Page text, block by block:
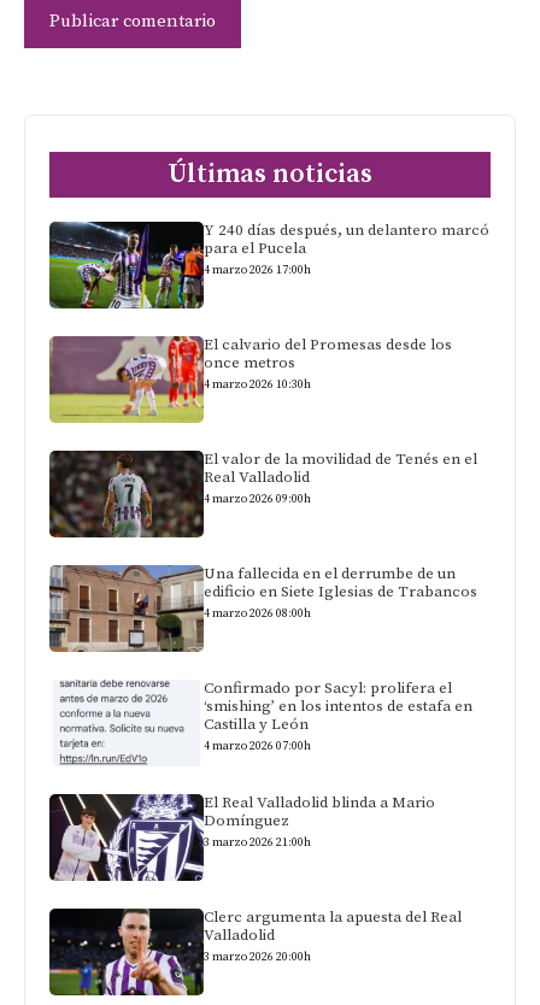
Últimas noticias
Y 240 días después, un delantero marcó
para el Pucela
4 marzo 2026 17:00h
El calvario del Promesas desde los
once metros
4 marzo 2026 10:30h
El valor de la movilidad de Tenés en el
Real Valladolid
4 marzo 2026 09:00h
Una fallecida en el derrumbe de un
edificio en Siete Iglesias de Trabancos
4 marzo 2026 08:00h
Confirmado por Sacyl: prolifera el
‘smishing’ en los intentos de estafa en
Castilla y León
4 marzo 2026 07:00h
El Real Valladolid blinda a Mario
Domínguez
3 marzo 2026 21:00h
Clerc argumenta la apuesta del Real
Valladolid
3 marzo 2026 20:00h